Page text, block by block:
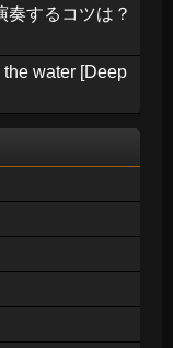
奏するコツは？
the water [Deep